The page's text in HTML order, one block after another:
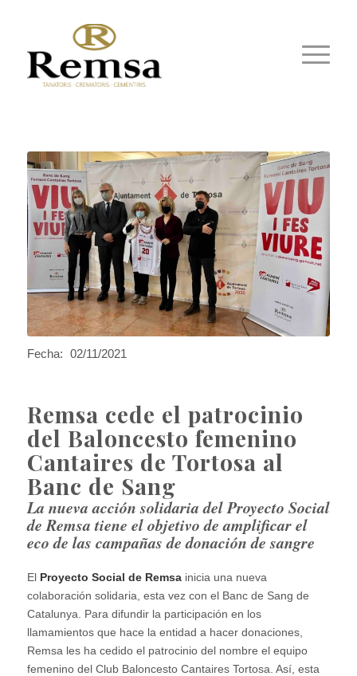
Fecha: 02/11/2021
Remsa cede el patrocinio
del Baloncesto femenino
Cantaires de Tortosa al
Banc de Sang
La nueva acción solidaria del Proyecto Social
de Remsa tiene el objetivo de amplificar el
eco de las campañas de donación de sangre
El Proyecto Social de Remsainicia una nueva
colaboración solidaria, esta vez con el Banc de Sang de
Catalunya. Para difundir la participación en los
llamamientos que hace la entidad a hacer donaciones,
Remsa les ha cedido el patrocinio del nombre el equipo
femenino del Club Baloncesto Cantaires Tortosa. Así, esta